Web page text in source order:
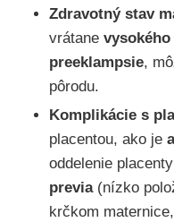
Zdravotný stav
vrátane
preeklampsie,
pôrodu.
Komplikácie s
placentou, ako je
oddelenie
previa(nízko
krčkom